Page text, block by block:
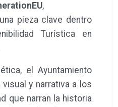
,
pieza clave dentro
Turística en
el Ayuntamiento
visual y narrativa a los
que narran la historia